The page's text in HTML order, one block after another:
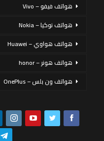
هواتف فيفو – Vivo
هواتف نوكيا – Nokia
هواتف هواوي – Huawei
هواتف هونر – honor
هواتف ون بلس – OnePlus